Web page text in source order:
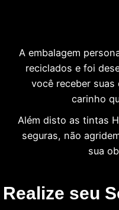
A embalagem
reciclados e foi
você receber suas
carinho
Além disto as tintas
seguras, não
sua
Realize seu